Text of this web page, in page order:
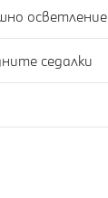
осветление
седалки